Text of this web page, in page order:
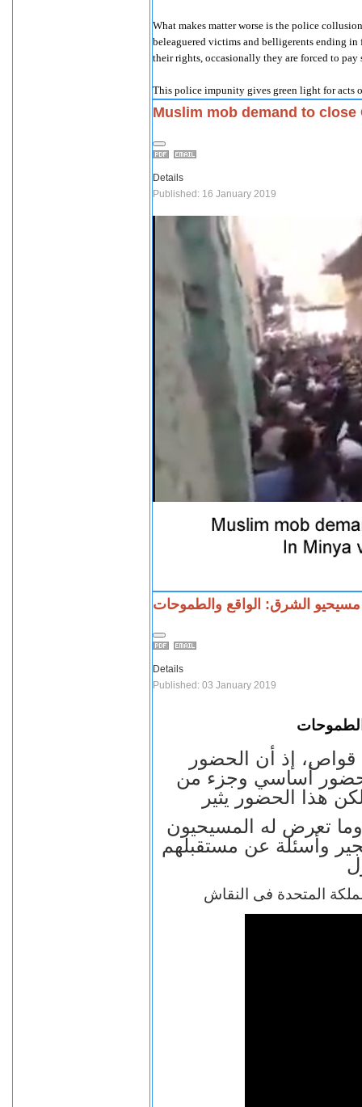
What makes matter worse is the police
beleaguered victims and belligerents ending
their rights, occasionally they are forced to pay
This police impunity gives green light for acts
Muslim mob demand to
Details
Published: 16 January 2019
مسيحيو الشرق: الواقع والطموحات
Details
Published: 03 January 2019
قواص، إذ أن الحضور
أساسي وجزء من
هذا الحضور يثير
تعرض له المسيحيون
وأسئلة عن مستقبلهم
المتحدة فى النقاش